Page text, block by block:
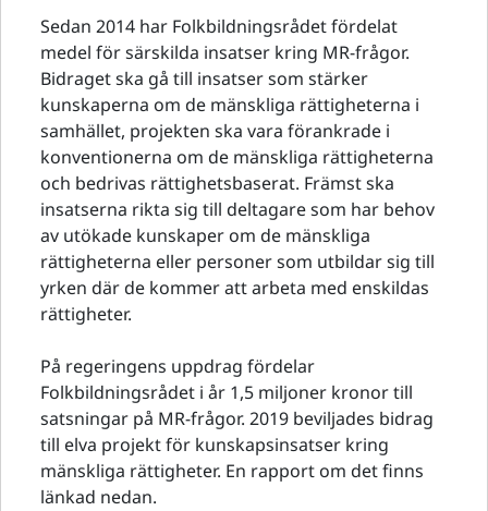
Sedan 2014 har Folkbildningsrådet fördelat
medel för särskilda insatser kring MR-frågor.
Bidraget ska gå till insatser som stärker
kunskaperna om de mänskliga rättigheterna i
samhället, projekten ska vara förankrade i
konventionerna om de mänskliga rättigheterna
och bedrivas rättighetsbaserat. Främst ska
insatserna rikta sig till deltagare som har behov
av utökade kunskaper om de mänskliga
rättigheterna eller personer som utbildar sig till
yrken där de kommer att arbeta med enskildas
rättigheter.
På regeringens uppdrag fördelar
Folkbildningsrådet i år 1,5 miljoner kronor till
satsningar på MR-frågor. 2019 beviljades bidrag
till elva projekt för kunskapsinsatser kring
mänskliga rättigheter. En rapport om det finns
länkad nedan.